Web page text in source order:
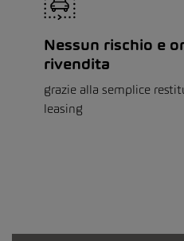
Nessun rischio e
rivendita
grazie alla semplice
leasing